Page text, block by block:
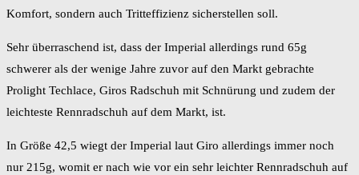
Komfort, sondern auch Tritteffizienz sicherstellen soll.
Sehr überraschend ist, dass der Imperial allerdings rund 65g
schwerer als der wenige Jahre zuvor auf den Markt gebrachte
Prolight Techlace, Giros Radschuh mit Schnürung und zudem der
leichteste Rennradschuh auf dem Markt, ist.
In Größe 42,5 wiegt der Imperial laut Giro allerdings immer noch
nur 215g, womit er nach wie vor ein sehr leichter Rennradschuh auf